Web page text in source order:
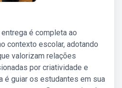
é completa ao
contexto escolar, adotando
valorizam relações
por criatividade e
é guiar os estudantes em sua